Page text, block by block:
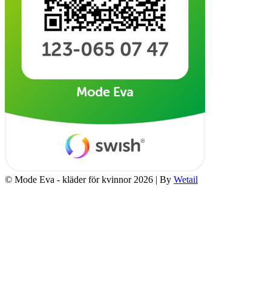
© Mode Eva - kläder för kvinnor 2026 | By Wetail